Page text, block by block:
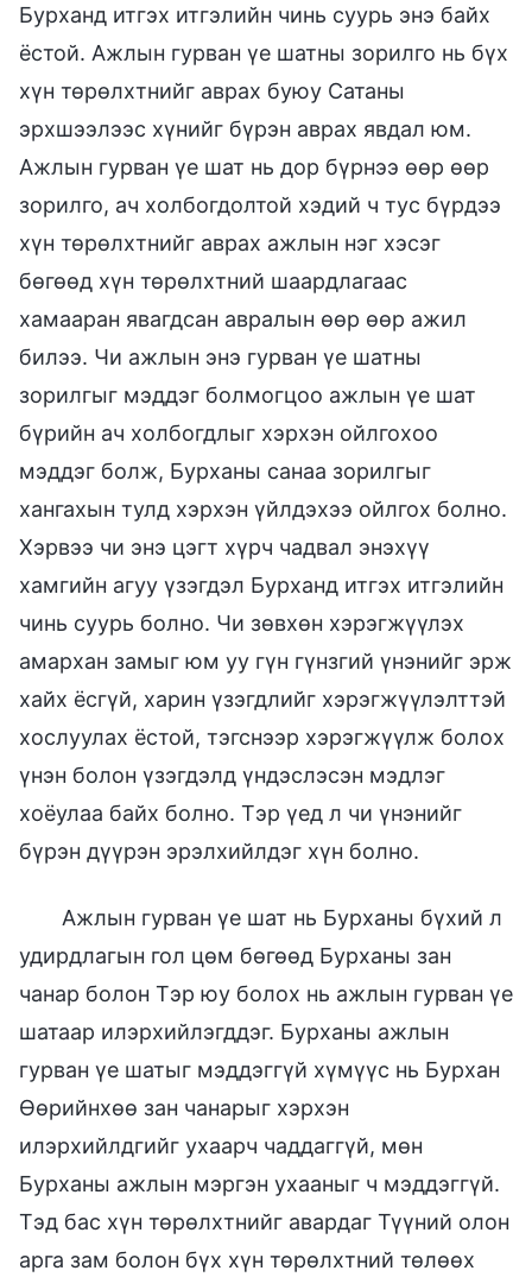
Бурханд итгэх итгэлийн чинь суурь энэ байх
ёстой. Ажлын гурван үе шатны зорилго нь бүх
хүн төрөлхтнийг аврах буюу Сатаны
эрхшээлээс хүнийг бүрэн аврах явдал юм.
Ажлын гурван үе шат нь дор бүрнээ өөр өөр
зорилго, ач холбогдолтой хэдий ч тус бүрдээ
хүн төрөлхтнийг аврах ажлын нэг хэсэг
бөгөөд хүн төрөлхтний шаардлагаас
хамааран явагдсан авралын өөр өөр ажил
билээ. Чи ажлын энэ гурван үе шатны
зорилгыг мэддэг болмогцоо ажлын үе шат
бүрийн ач холбогдлыг хэрхэн ойлгохоо
мэддэг болж, Бурханы санаа зорилгыг
хангахын тулд хэрхэн үйлдэхээ ойлгох болно.
Хэрвээ чи энэ цэгт хүрч чадвал энэхүү
хамгийн агуу үзэгдэл Бурханд итгэх итгэлийн
чинь суурь болно. Чи зөвхөн хэрэгжүүлэх
амархан замыг юм уу гүн гүнзгий үнэнийг эрж
хайх ёсгүй, харин үзэгдлийг хэрэгжүүлэлттэй
хослуулах ёстой, тэгснээр хэрэгжүүлж болох
үнэн болон үзэгдэлд үндэслэсэн мэдлэг
хоёулаа байх болно. Тэр үед л чи үнэнийг
бүрэн дүүрэн эрэлхийлдэг хүн болно.
Ажлын гурван үе шат нь Бурханы бүхий л
удирдлагын гол цөм бөгөөд Бурханы зан
чанар болон Тэр юу болох нь ажлын гурван үе
шатаар илэрхийлэгддэг. Бурханы ажлын
гурван үе шатыг мэддэггүй хүмүүс нь Бурхан
Өөрийнхөө зан чанарыг хэрхэн
илэрхийлдгийг ухаарч чаддаггүй, мөн
Бурханы ажлын мэргэн ухааныг ч мэддэггүй.
Тэд бас хүн төрөлхтнийг авардаг Түүний олон
арга зам болон бүх хүн төрөлхтний төлөөх